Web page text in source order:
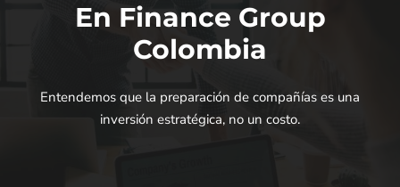
En Finance Group
Colombia
Entendemos que la preparación de compañías es una
inversión estratégica, no un costo.